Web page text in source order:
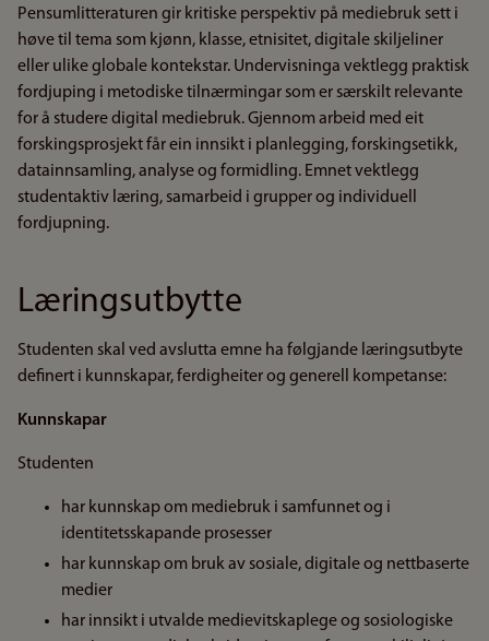
Pensumlitteraturen gir kritiske perspektiv på mediebruk sett i
høve til tema som kjønn, klasse, etnisitet, digitale skiljeliner
eller ulike globale kontekstar. Undervisninga vektlegg praktisk
fordjuping i metodiske tilnærmingar som er særskilt relevante
for å studere digital mediebruk. Gjennom arbeid med eit
forskingsprosjekt får ein innsikt i planlegging, forskingsetikk,
datainnsamling, analyse og formidling. Emnet vektlegg
studentaktiv læring, samarbeid i grupper og individuell
fordjupning.
Læringsutbytte
Studenten skal ved avslutta emne ha følgjande læringsutbyte
definert i kunnskapar, ferdigheiter og generell kompetanse:
Kunnskapar
Studenten
har kunnskap om mediebruk i samfunnet og i
identitetsskapande prosesser
har kunnskap om bruk av sosiale, digitale og nettbaserte
medier
har innsikt i utvalde medievitskaplege og sosiologiske